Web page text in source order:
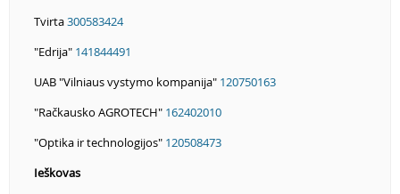
Tvirta300583424
"Edrija" 141844491
UAB "Vilniaus vystymo kompanija" 120750163
"Račkausko AGROTECH" 162402010
"Optika ir technologijos" 120508473
Ieškovas